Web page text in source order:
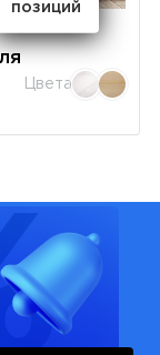
позиций
Цвета